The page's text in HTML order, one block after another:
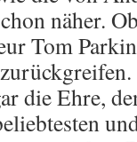
näher.
Tom
die Ehre,